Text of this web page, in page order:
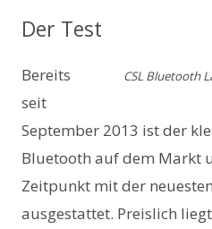
Der Test
CSL Bluetooth
Bereits
seit
September 2013 ist der
Bluetooth auf dem Markt
Zeitpunkt mit der
ausgestattet. Preislich